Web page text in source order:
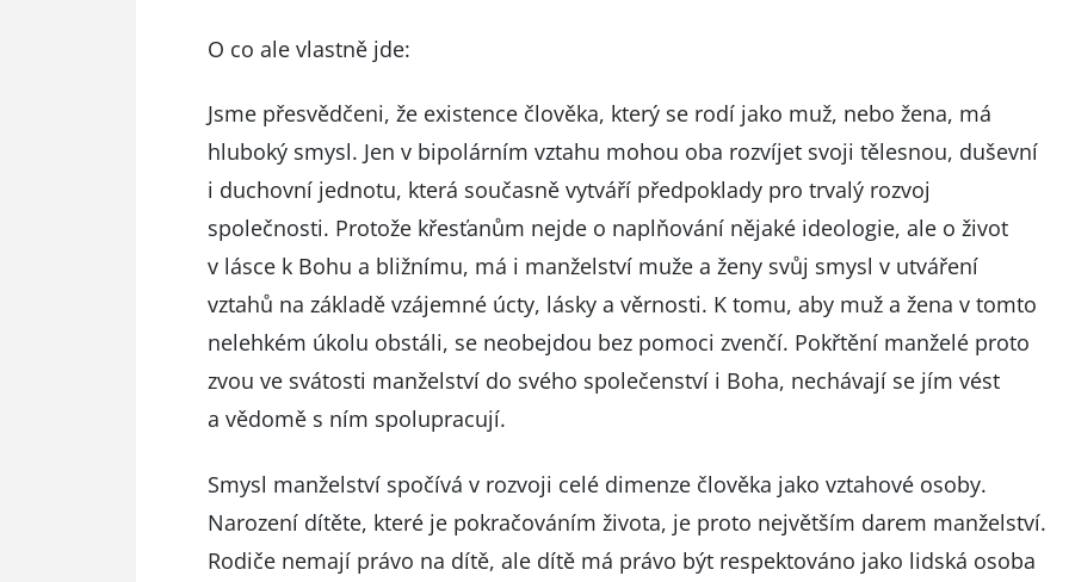
O co ale vlastně jde:
Jsme přesvědčeni, že existence člověka, který se rodí jako muž, nebo žena, má
hluboký smysl. Jen v bipolárním vztahu mohou oba rozvíjet svoji tělesnou, duševní
i duchovní jednotu, která současně vytváří předpoklady pro trvalý rozvoj
společnosti. Protože křesťanům nejde o naplňování nějaké ideologie, ale o život
v lásce k Bohu a bližnímu, má i manželství muže a ženy svůj smysl v utváření
vztahů na základě vzájemné úcty, lásky a věrnosti. K tomu, aby muž a žena v tomto
nelehkém úkolu obstáli, se neobejdou bez pomoci zvenčí. Pokřtění manželé proto
zvou ve svátosti manželství do svého společenství i Boha, nechávají se jím vést
a vědomě s ním spolupracují.
Smysl manželství spočívá v rozvoji celé dimenze člověka jako vztahové osoby.
Narození dítěte, které je pokračováním života, je proto největším darem manželství.
Rodiče nemají právo na dítě, ale dítě má právo být respektováno jako lidská osoba